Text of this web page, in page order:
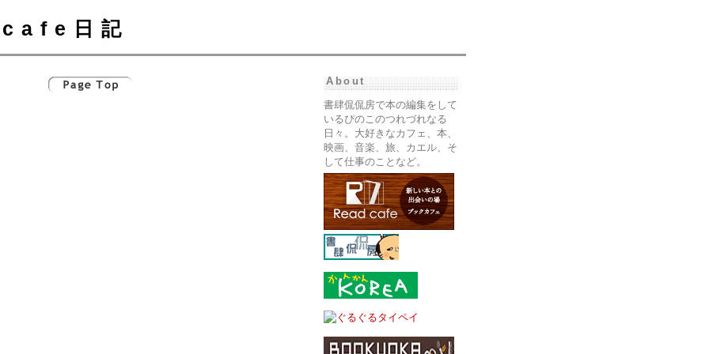
cafe日記
About
書肆侃侃房で本の編集をして
いるぴのこのつれづれなる
日々。大好きなカフェ、本、
映画、音楽、旅、カエル、そ
して仕事のことなど。